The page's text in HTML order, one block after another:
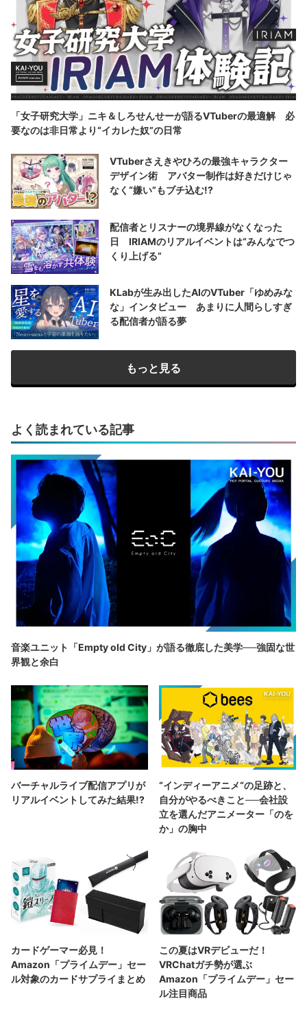
「女子研究大学」ニキ＆しろせんせーが語るVTuberの最適解 必
要なのは非日常より“イカレた奴”の日常
VTuberさえきやひろの最強キャラクター
デザイン術 アバター制作は好きだけじゃ
なく“嫌い”もブチ込む!?
配信者とリスナーの境界線がなくなった
日 IRIAMのリアルイベントは“みんなでつ
くり上げる”
KLabが生み出したAIのVTuber「ゆめみな
な」インタビュー あまりに人間らしすぎ
る配信者が語る夢
もっと見る
よく読まれている記事
音楽ユニット「Empty old City」が語る徹底した美学──強固な世
界観と余白
バーチャルライブ配信アプリが
リアルイベントしてみた結果!?
“インディーアニメ“の足跡と、
自分がやるべきこと──会社設
立を選んだアニメーター「のを
か」の胸中
カードゲーマー必見！
Amazon「プライムデー」セー
ル対象のカードサプライまとめ
この夏はVRデビューだ！
VRChatガチ勢が選ぶ
Amazon「プライムデー」セー
ル注目商品